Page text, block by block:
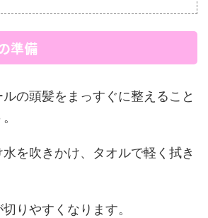
準備
の頭髪をまっすぐに整えること
を吹きかけ、タオルで軽く拭き
りやすくなります。